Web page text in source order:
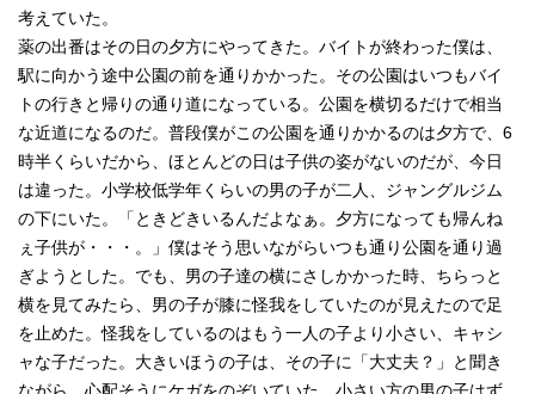
考えていた。
薬の出番はその日の夕方にやってきた。バイトが終わった僕は、
駅に向かう途中公園の前を通りかかった。その公園はいつもバイ
トの行きと帰りの通り道になっている。公園を横切るだけで相当
な近道になるのだ。普段僕がこの公園を通りかかるのは夕方で、6
時半くらいだから、ほとんどの日は子供の姿がないのだが、今日
は違った。小学校低学年くらいの男の子が二人、ジャングルジム
の下にいた。「ときどきいるんだよなぁ。夕方になっても帰んね
ぇ子供が・・・。」僕はそう思いながらいつも通り公園を通り過
ぎようとした。でも、男の子達の横にさしかかった時、ちらっと
横を見てみたら、男の子が膝に怪我をしていたのが見えたので足
を止めた。怪我をしているのはもう一人の子より小さい、キャシ
ャな子だった。大きいほうの子は、その子に「大丈夫？」と聞き